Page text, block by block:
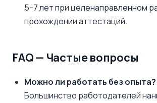
5–7 лет при целенаправленном
прохождении аттестаций.
FAQ — Частые вопросы
Можно ли работать без опыта?
Большинство работодателей